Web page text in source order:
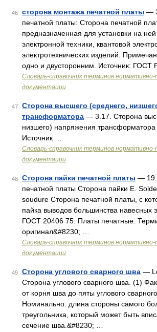
46 сторона монтажа печатной платы —
печатной платы: Сторона печатной
предназначенная для установки на
электронной техники, квантовой
электротехнических изделий.
одно и двусторонним. Источник: ГОСТ
Словарь-справочник терминов нормативно-
документации
47
Сторона высшего (среднего,
трансформатора — 3.17. Сторона
низшего) напряжения
Источник …
Словарь-справочник терминов нормативно-
документации
48 Сторона пайки печатной платы — 19.
печатной платы Сторона пайки E.
soudure Сторона печатной платы, с
пайка выводов большинства навесных
ГОСТ 20406 75: Платы печатные.
оригинал&#8230; …
Словарь-справочник терминов нормативно-
документации
49 Сторона углового сварного шва —
Сторона углового сварного шва. (1)
от корня шва до пяты углового
Номинально: длина стороны самого
треугольника, который может быть
сечение шва.&#8230; …